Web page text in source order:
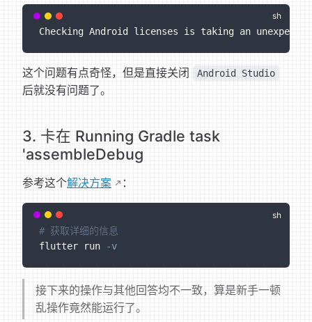
Checking Android licenses is taking an
这个问题有点奇怪，但是直接关闭 Android Studio
后就没有问题了。
3. 卡在 Running Gradle task
'assembleDebug
参考这个解决方案 ：
# 获取详细的信息
flutter run
-v
接下来的操作与其他回答均不一致，算是新手一顿
乱操作竟然能运行了。